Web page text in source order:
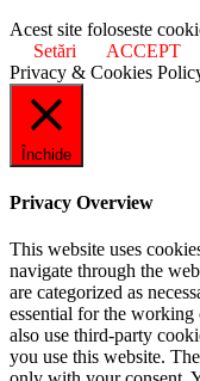
Acest site foloseste
Setări
ACCEPT
Privacy & Cookies
Închide
Privacy Overview
This website uses
navigate through the
are categorized as
essential for the
also use third-party
you use this website.